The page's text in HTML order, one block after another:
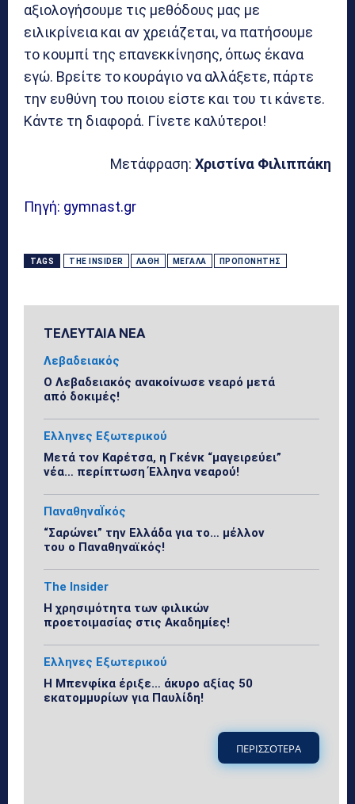
αξιολογήσουμε τις μεθόδους μας με
ειλικρίνεια και αν χρειάζεται, να πατήσουμε
το κουμπί της επανεκκίνησης, όπως έκανα
εγώ. Βρείτε το κουράγιο να αλλάξετε, πάρτε
την ευθύνη του ποιου είστε και του τι κάνετε.
Κάντε τη διαφορά. Γίνετε καλύτεροι!
Μετάφραση: Χριστίνα Φιλιππάκη
Πηγή: gymnast.gr
TAGS THE INSIDER ΛΆΘΗ ΜΕΓΆΛΑ ΠΡΟΠΟΝΗΤΉΣ
ΤΕΛΕΥΤΑΙΑ ΝΕΑ
Λεβαδειακός
Ο Λεβαδειακός ανακοίνωσε νεαρό μετά
από δοκιμές!
Ελληνες Εξωτερικού
Μετά τον Καρέτσα, η Γκένκ “μαγειρεύει”
νέα… περίπτωση Έλληνα νεαρού!
ΠαναθηναΪκός
“Σαρώνει” την Ελλάδα για το… μέλλον
του ο Παναθηναϊκός!
The Insider
Η χρησιμότητα των φιλικών
προετοιμασίας στις Ακαδημίες!
Ελληνες Εξωτερικού
Η Μπενφίκα έριξε… άκυρο αξίας 50
εκατομμυρίων για Παυλίδη!
ΠΕΡΙΣΣΟΤΕΡΑ